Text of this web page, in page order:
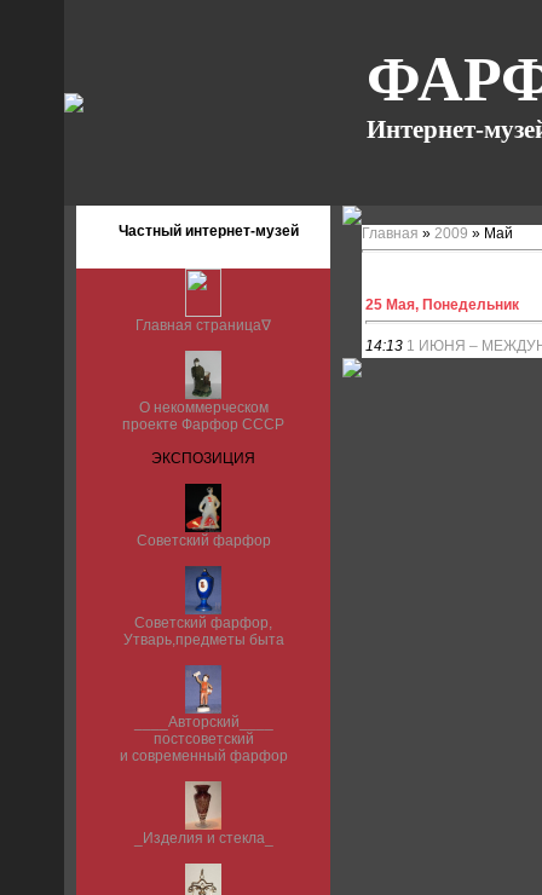
Интернет-
Частный интернет-музей
Главная страница∇
О некоммерческом
проекте Фарфор СССР
ЭКСПОЗИЦИЯ
Советский фарфор
Советский фарфор,
Утварь,предметы быта
____Авторский____
постсоветский
и современный фарфор
_Изделия и стекла_
Главная » 2009 » Май
25 Мая, Понедельник
14:13 1 ИЮНЯ –